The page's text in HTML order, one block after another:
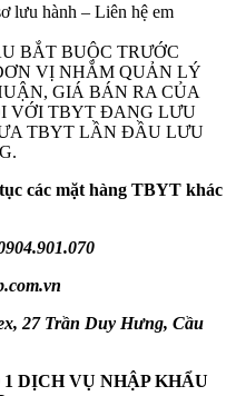
lưu hành – Liên hệ em
BẮT BUỘC TRƯỚC
VỊ NHẰM QUẢN LÝ
GIÁ BÁN RA CỦA
VỚI TBYT ĐANG LƯU
TBYT LẦN ĐẦU LƯU
các mặt hàng TBYT khác
27 Trần Duy Hưng, Cầu
1 DỊCH VỤ NHẬP KHẨU